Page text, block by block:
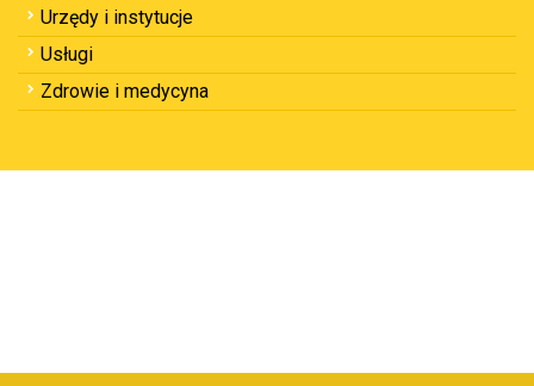
Urzędy i instytucje
Usługi
Zdrowie i medycyna